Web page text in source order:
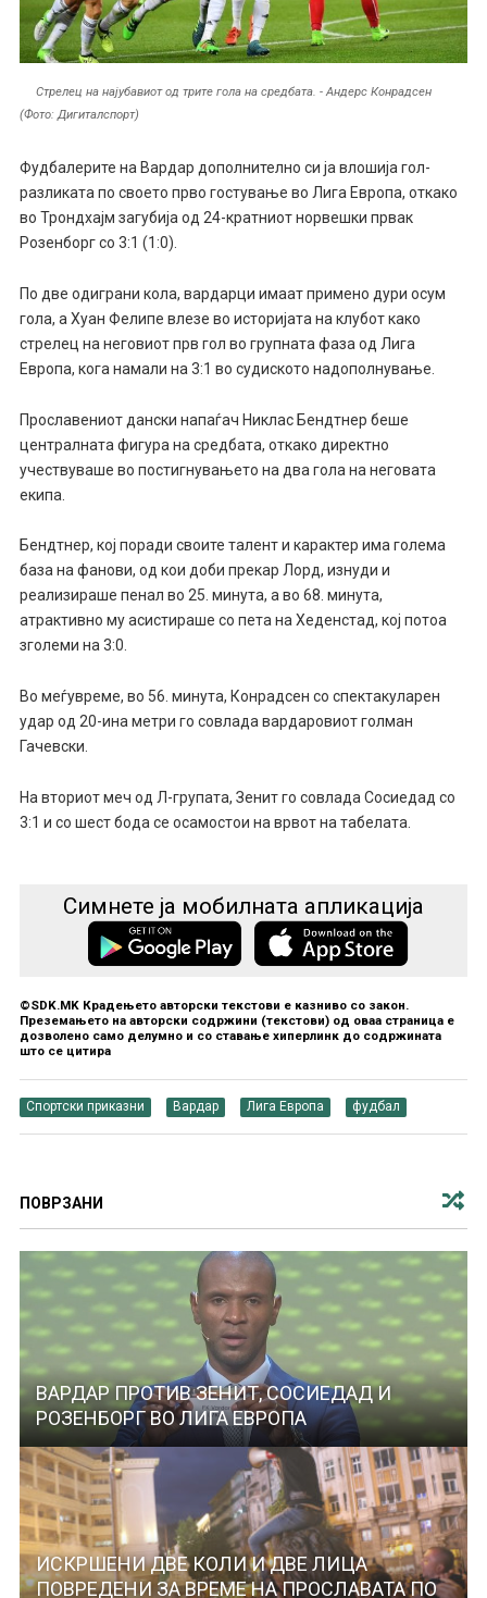
Стрелец на најубавиот од трите гола на средбата. - Андерс Конрадсен
(Фото: Дигиталспорт)
Фудбалерите на Вардар дополнително си ја влошија гол-
разликата по своето прво гостување во Лига Европа, откако
во Трондхајм загубија од 24-кратниот норвешки првак
Розенборг со 3:1 (1:0).
По две одиграни кола, вардарци имаат примено дури осум
гола, а Хуан Фелипе влезе во историјата на клубот како
стрелец на неговиот прв гол во групната фаза од Лига
Европа, кога намали на 3:1 во судиското надополнување.
Прославениот дански напаѓач Никлас Бендтнер беше
централната фигура на средбата, откако директно
учествуваше во постигнувањето на два гола на неговата
екипа.
Бендтнер, кој поради своите талент и карактер има голема
база на фанови, од кои доби прекар Лорд, изнуди и
реализираше пенал во 25. минута, а во 68. минута,
атрактивно му асистираше со пета на Хеденстад, кој потоа
зголеми на 3:0.
Во меѓувреме, во 56. минута, Конрадсен со спектакуларен
удар од 20-ина метри го совлада вардаровиот голман
Гачевски.
На вториот меч од Л-групата, Зенит го совлада Сосиедад со
3:1 и со шест бода се осамостои на врвот на табелата.
Симнете ја мобилната апликација
©SDK.MK Крадењето авторски текстови е казниво со закон.
Преземањето на авторски содржини (текстови) од оваа страница е
дозволено само делумно и со ставање хиперлинк до содржината
што се цитира
Спортски приказни Вардар Лига Европа фудбал
ПОВРЗАНИ
ВАРДАР ПРОТИВ ЗЕНИТ, СОСИЕДАД И
РОЗЕНБОРГ ВО ЛИГА ЕВРОПА
ИСКРШЕНИ ДВЕ КОЛИ И ДВЕ ЛИЦА
ПОВРЕДЕНИ ЗА ВРЕМЕ НА ПРОСЛАВАТА ПО